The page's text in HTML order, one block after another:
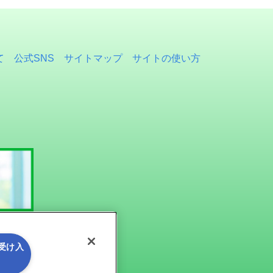
公式SNS サイトマップ サイトの使い方
け入